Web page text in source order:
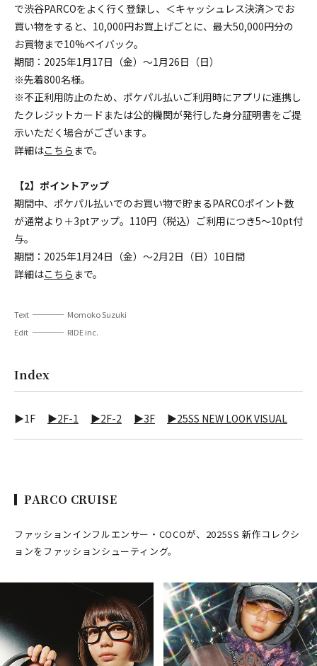
で渋谷PARCOをよく行く登録し、＜キャッシュレス決済＞でお
買い物をすると、10,000円お買上げごとに、最大50,000円分の
お買物まで10%ペイバック。
期間：2025年1月17日（金）～1月26日（日）
※先着800名様。
※不正利用防止のため、ポケパル払いご利用時にアプリに連携し
たクレジットカードまたは公的機関が発行した身分証明書をご提
示いただく場合がございます。
詳細はこちら まで。
【2】ポイントアップ
期間中、ポケパル払いでのお買い物で貯まるPARCOポイント数
が通常より＋3ptアップ。110円（税込）ご利用につき5〜10pt付
与。
期間：2025年1月24日（金）～2月2日（日）10日間
詳細はこちら まで。
Text
Momoko Suzuki
Edit
RIDE inc.
Index
▶1F ▶2F-1 ▶2F-2 ▶3F ▶25SS NEW LOOK VISUAL
PARCO CRUISE
ファッションインフルエンサー・COCOが、2025SS 新作コレクシ
ョンをファッションシューティング。